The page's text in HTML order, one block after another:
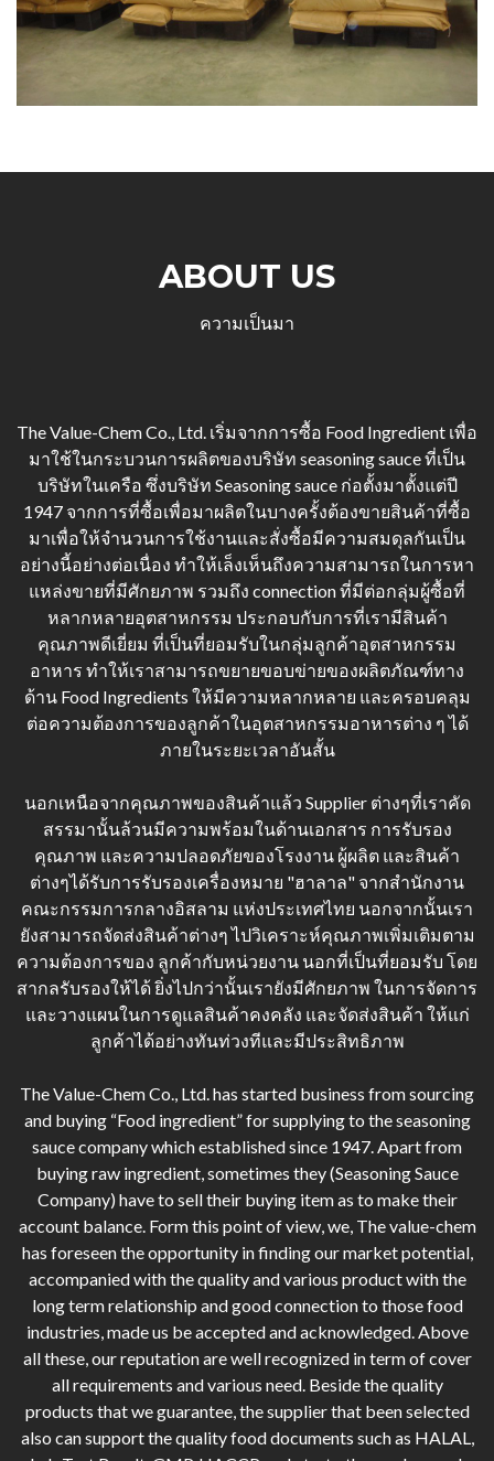
ABOUT US
ความเป็นมา
The Value-Chem Co., Ltd. เริ่มจากการซื้อ Food Ingredient เพื่อ
มาใช้ในกระบวนการผลิตของบริษัท seasoning sauce ที่เป็น
บริษัทในเครือ ซึ่งบริษัท Seasoning sauce ก่อตั้งมาตั้งแต่ปี
1947 จากการที่ซื้อเพื่อมาผลิตในบางครั้งต้องขายสินค้าที่ซื้อ
มาเพื่อให้จำนวนการใช้งานและสั่งซื้อมีความสมดุลกันเป็น
อย่างนี้อย่างต่อเนื่อง ทำให้เล็งเห็นถึงความสามารถในการหา
แหล่งขายที่มีศักยภาพ รวมถึง connection ที่มีต่อกลุ่มผู้ซื้อที่
หลากหลายอุตสาหกรรม ประกอบกับการที่เรามีสินค้า
คุณภาพดีเยี่ยม ที่เป็นที่ยอมรับในกลุ่มลูกค้าอุตสาหกรรม
อาหาร ทำให้เราสามารถขยายขอบข่ายของผลิตภัณฑ์ทาง
ด้าน Food Ingredients ให้มีความหลากหลาย และครอบคลุม
ต่อความต้องการของลูกค้าในอุตสาหกรรมอาหารต่าง ๆ ได้
ภายในระยะเวลาอันสั้น
นอกเหนือจากคุณภาพของสินค้าแล้ว Supplier ต่างๆที่เราคัด
สรรมานั้นล้วนมีความพร้อมในด้านเอกสาร การรับรอง
คุณภาพ และความปลอดภัยของโรงงาน ผู้ผลิต และสินค้า
ต่างๆได้รับการรับรองเครื่องหมาย "ฮาลาล" จากสำนักงาน
คณะกรรมการกลางอิสลาม แห่งประเทศไทย นอกจากนั้นเรา
ยังสามารถจัดส่งสินค้าต่างๆ ไปวิเคราะห์คุณภาพเพิ่มเติมตาม
ความต้องการของ ลูกค้ากับหน่วยงาน นอกที่เป็นที่ยอมรับ โดย
สากลรับรองให้ได้ ยิ่งไปกว่านั้นเรายังมีศักยภาพ ในการจัดการ
และวางแผนในการดูแลสินค้าคงคลัง และจัดส่งสินค้า ให้แก่
ลูกค้าได้อย่างทันท่วงทีและมีประสิทธิภาพ
The Value-Chem Co., Ltd. has started business from sourcing
and buying “Food ingredient” for supplying to the seasoning
sauce company which established since 1947. Apart from
buying raw ingredient, sometimes they (Seasoning Sauce
Company) have to sell their buying item as to make their
account balance. Form this point of view, we, The value-chem
has foreseen the opportunity in finding our market potential,
accompanied with the quality and various product with the
long term relationship and good connection to those food
industries, made us be accepted and acknowledged. Above
all these, our reputation are well recognized in term of cover
all requirements and various need. Beside the quality
products that we guarantee, the supplier that been selected
also can support the quality food documents such as HALAL,